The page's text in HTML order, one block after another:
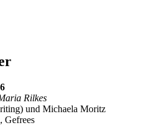
Rilkes
und Michaela Moritz
Gefrees